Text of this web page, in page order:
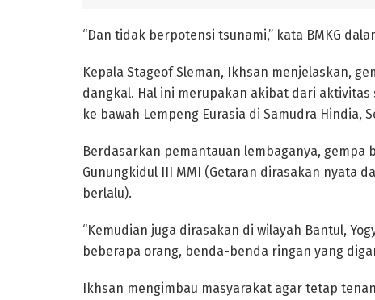
“Dan tidak berpotensi tsunami,” kata BMKG
Kepala Stageof Sleman, Ikhsan menjelaskan,
dangkal. Hal ini merupakan akibat dari
ke bawah Lempeng Eurasia di Samudra Hindia,
Berdasarkan pemantauan lembaganya, gempa
Gunungkidul III MMI (Getaran dirasakan nyata
berlalu).
“Kemudian juga dirasakan di wilayah Bantul,
beberapa orang, benda-benda ringan yang
Ikhsan mengimbau masyarakat agar tetap